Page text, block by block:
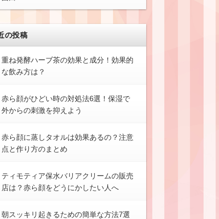
の投稿
重ね発酵ハーブ茶の効果と成分！効果的
な飲み方は？
赤ら顔がひどい時の対処法6選！保湿で
外からの刺激を抑えよう
赤ら顔に蒸しタオルは効果あるの？注意
点と作り方のまとめ
ティモティア保水バリアクリームの販売
店は？赤ら顔をどうにかしたい人へ
朝スッキリ起きるための簡単な方法7選